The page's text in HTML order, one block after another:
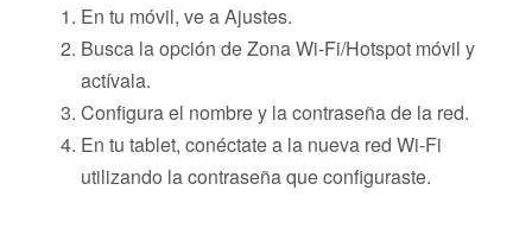
En tu móvil, ve a Ajustes.
Busca la opción de Zona Wi-Fi/Hotspot móvil y
actívala.
Configura el nombre y la contraseña de la red.
En tu tablet, conéctate a la nueva red Wi-Fi
utilizando la contraseña que configuraste.